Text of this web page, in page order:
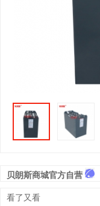
贝朗斯商城官方自营
看了又看